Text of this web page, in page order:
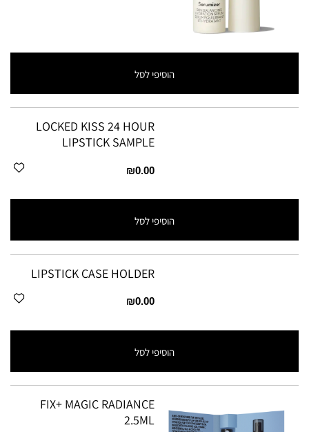
הוסיפי לסל
LOCKED KISS 24 HOUR
LIPSTICK SAMPLE
₪0.00
הוסיפי לסל
LIPSTICK CASE HOLDER
₪0.00
הוסיפי לסל
FIX+ MAGIC RADIANCE
2.5ML